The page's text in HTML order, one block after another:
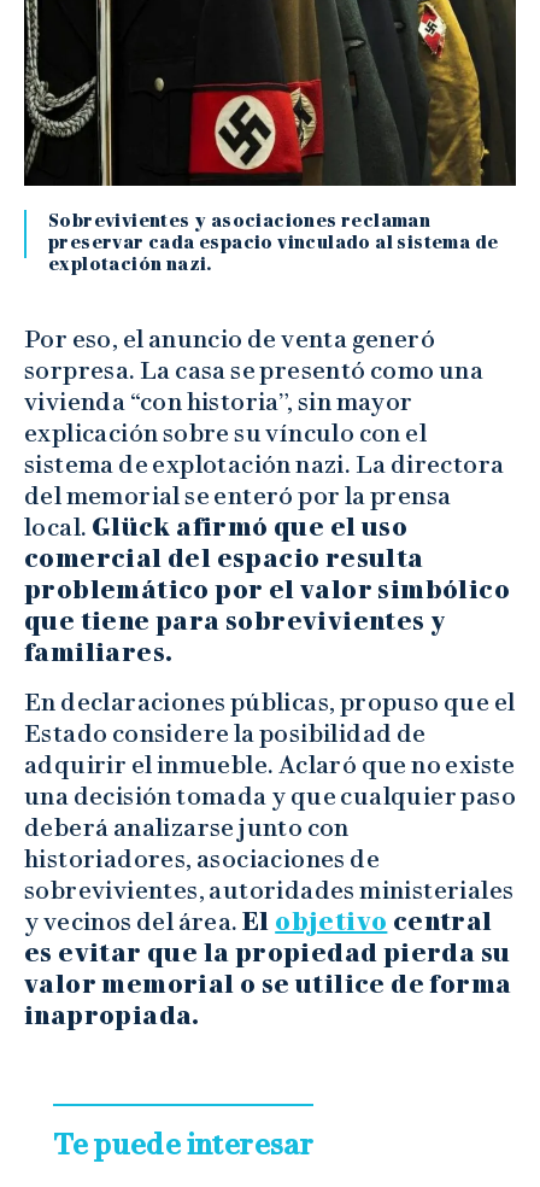
Sobrevivientes y asociaciones reclaman
preservar cada espacio vinculado al sistema de
explotación nazi.
Por eso, el anuncio de venta generó
sorpresa. La casa se presentó como una
vivienda “con historia”, sin mayor
explicación sobre su vínculo con el
sistema de explotación nazi. La directora
del memorial se enteró por la prensa
local. Glück afirmó que el uso
comercial del espacio resulta
problemático por el valor simbólico
que tiene para sobrevivientes y
familiares.
En declaraciones públicas, propuso que el
Estado considere la posibilidad de
adquirir el inmueble. Aclaró que no existe
una decisión tomada y que cualquier paso
deberá analizarse junto con
historiadores, asociaciones de
sobrevivientes, autoridades ministeriales
y vecinos del área. El objetivo central
es evitar que la propiedad pierda su
valor memorial o se utilice de forma
inapropiada.
Te puede interesar